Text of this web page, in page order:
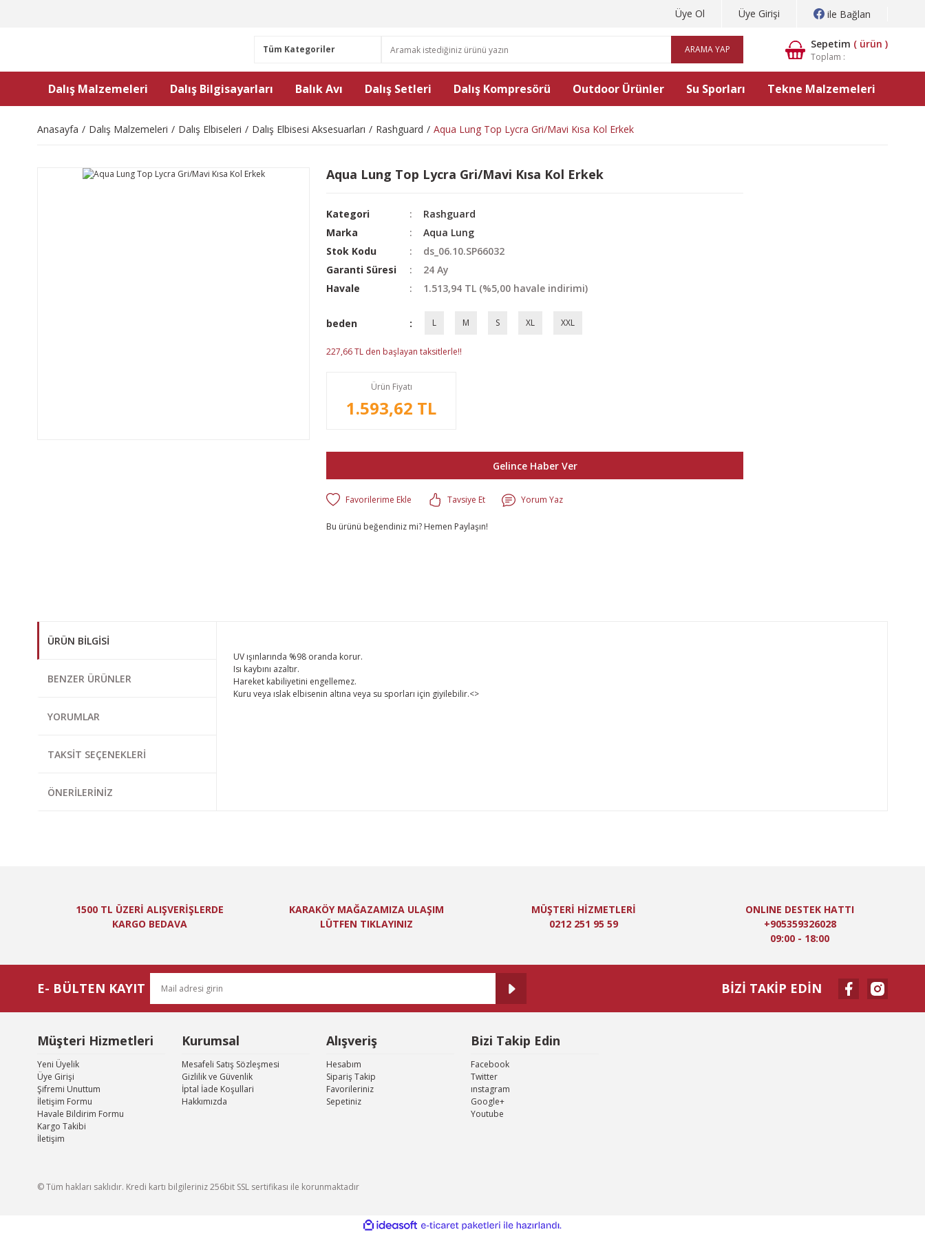
Üye Ol Üye Girişi ile Bağlan
ARAMA YAP Sepetim ( ürün )
Toplam :
Dalış Malzemeleri Dalış Bilgisayarları Balık Avı Dalış Setleri Dalış Kompresörü Outdoor Ürünler Su Sporları Tekne Malzemeleri
Anasayfa Dalış Malzemeleri Dalış Elbiseleri Dalış Elbisesi Aksesuarları Rashguard Aqua Lung Top Lycra Gri/Mavi Kısa Kol Erkek
Aqua Lung Top Lycra Gri/Mavi Kısa Kol Erkek
Kategori
Rashguard
Marka
Aqua Lung
Stok Kodu
ds_06.10.SP66032
Garanti Süresi
24 Ay
Havale
1.513,94 TL (%5,00 havale indirimi)
beden L M S XL XXL
227,66 TL den başlayan taksitlerle!!
Ürün Fiyatı
1.593,62 TL
Gelince Haber Ver
Tavsiye Et Yorum Yaz
Bu ürünü beğendiniz mi? Hemen Paylaşın!
ÜRÜN BILGISI
BENZER ÜRÜNLER
YORUMLAR
TAKSIT SEÇENEKLERI
ÖNERILERINIZ
UV ışınlarında %98 oranda korur.
Isı kaybını azaltır.
Hareket kabiliyetini engellemez.
Kuru veya ıslak elbisenin altına veya su sporları için giyilebilir.<>
Gönder
1500 TL ÜZERİ ALIŞVERİŞLERDE
KARGO BEDAVA
KARAKÖY MAĞAZAMIZA ULAŞIM
LÜTFEN TIKLAYINIZ
MÜŞTERİ HİZMETLERİ
0212 251 95 59
ONLINE DESTEK HATTI
+905359326028
09:00 - 18:00
E- BÜLTEN KAYIT BİZİ TAKİP EDİN
Müşteri Hizmetleri
Yeni Üyelik
Üye Girişi
Şifremi Unuttum
İletişim Formu
Havale Bildirim Formu
Kargo Takibi
İletişim
Kurumsal
Mesafeli Satış Sözleşmesi
Gizlilik ve Güvenlik
İptal İade Koşullari
Hakkımızda
Alışveriş
Hesabım
Sipariş Takip
Favorileriniz
Sepetiniz
Bizi Takip Edin
Facebook
Twitter
ınstagram
Google+
Youtube
© Tüm hakları saklıdır. Kredi kartı bilgileriniz 256bit SSL sertifikası ile korunmaktadır
ideasoft
e-